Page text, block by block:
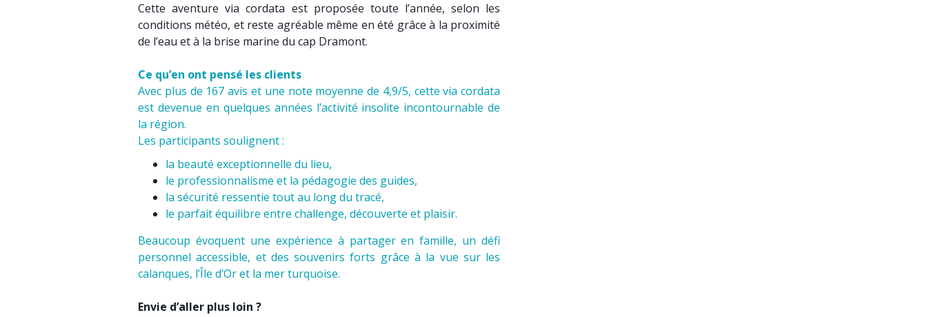
Cette aventure via cordata est proposée toute l’année, selon les
conditions météo, et reste agréable même en été grâce à la proximité
de l’eau et à la brise marine du cap Dramont.
Ce qu’en ont pensé les clients
Avec plus de 167 avis et une note moyenne de 4,9/5, cette via cordata
est devenue en quelques années l’activité insolite incontournable de
la région.
Les participants soulignent :
la beauté exceptionnelle du lieu,
le professionnalisme et la pédagogie des guides,
la sécurité ressentie tout au long du tracé,
le parfait équilibre entre challenge, découverte et plaisir.
Beaucoup évoquent une expérience à partager en famille, un défi
personnel accessible, et des souvenirs forts grâce à la vue sur les
calanques, l’Île d’Or et la mer turquoise.
Envie d’aller plus loin ?